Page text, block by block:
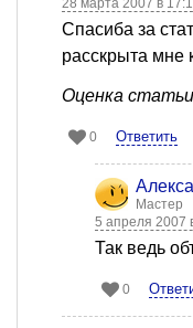
28 марта 2007 в
Спасиба за
расскрыта мне
Оценка
0 Ответить
Мастер
5 апреля 2007
Так ведь
0